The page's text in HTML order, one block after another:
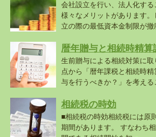
会社設立を行い、法人化す
様々なメリットがあります
立の際の最低資本金制限が撤
暦年贈与と相続時精算
生前贈与による相続対策に
点から「暦年課税と相続時
与を行うべきか？」を考える
相続税の時効
■相続税の時効相続税には原
期間があります。 すなわち